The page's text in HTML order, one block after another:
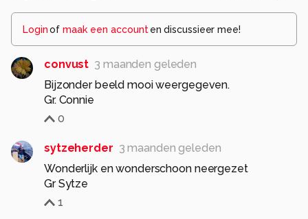
Loginof maak een account en discussieer mee!
convust 3 maanden geleden
Bijzonder beeld mooi weergegeven.
Gr. Connie
0
sytzeherder 3 maanden geleden
Wonderlijk en wonderschoon neergezet
Gr Sytze
1